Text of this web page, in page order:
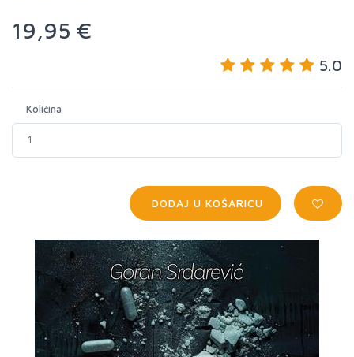
19,95 €
5.0
Količina
DODAJ U KOŠARICU